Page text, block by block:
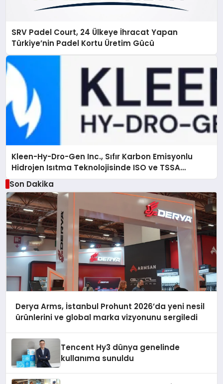
SRV Padel Court, 24 Ülkeye İhracat Yapan
Türkiye’nin Padel Kortu Üretim Gücü
Kleen-Hy-Dro-Gen Inc., Sıfır Karbon Emisyonlu
Hidrojen Isıtma Teknolojisinde ISO ve TSSA
Düzenleyici Onaylarını Aldı
Son Dakika
Derya Arms, İstanbul Prohunt 2026’da yeni nesil
ürünlerini ve global marka vizyonunu sergiledi
Tencent Hy3 dünya genelinde
kullanıma sunuldu